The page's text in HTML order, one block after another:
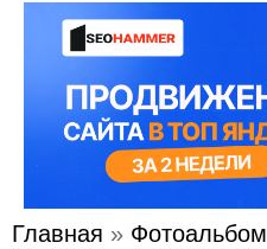
Главная » Фотоальбом